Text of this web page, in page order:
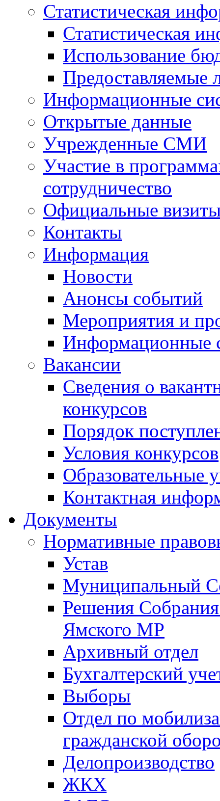
Статистическая
Статистическая
Использование
Предоставляемые
Информационные
Открытые данные
Учрежденные СМИ
Участие в
сотрудничество
Официальные
Контакты
Информация
Новости
Анонсы событий
Мероприятия и
Информационные
Вакансии
Сведения о
конкурсов
Порядок
Условия конкурсов
Образовательные
Контактная
Документы
Нормативные
Устав
Муниципальный
Решения
Ямского МР
Архивный отдел
Бухгалтерский
Выборы
Отдел по
гражданской
Делопроизводство
ЖКХ